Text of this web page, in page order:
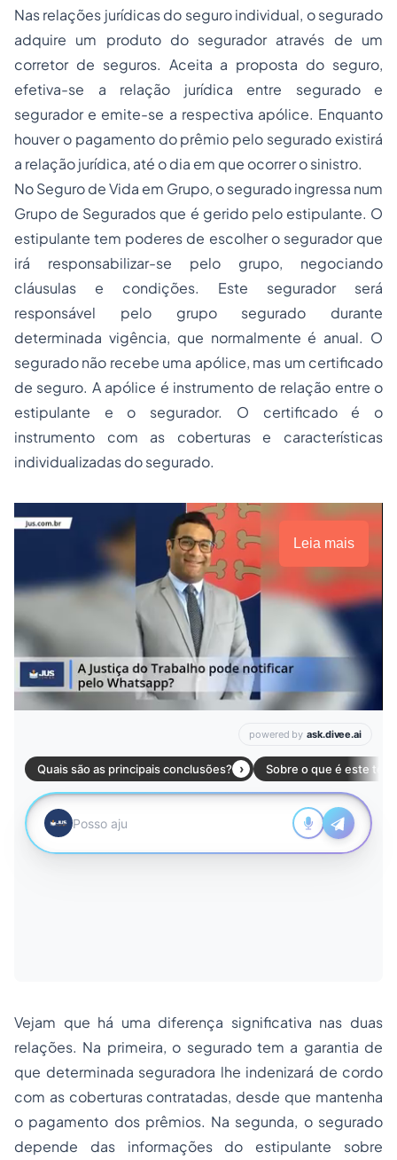
Nas relações jurídicas do seguro individual, o segurado
adquire um produto do segurador através de um
corretor de seguros. Aceita a proposta do seguro,
efetiva-se a relação jurídica entre segurado e
segurador e emite-se a respectiva apólice. Enquanto
houver o pagamento do prêmio pelo segurado existirá
a relação jurídica, até o dia em que ocorrer o sinistro.
No Seguro de Vida em Grupo, o segurado ingressa num
Grupo de Segurados que é gerido pelo estipulante. O
estipulante tem poderes de escolher o segurador que
irá responsabilizar-se pelo grupo, negociando
cláusulas e condições. Este segurador será
responsável pelo grupo segurado durante
determinada vigência, que normalmente é anual. O
segurado não recebe uma apólice, mas um certificado
de seguro. A apólice é instrumento de relação entre o
estipulante e o segurador. O certificado é o
instrumento com as coberturas e características
individualizadas do segurado.
Leia mais
Vejam que há uma diferença significativa nas duas
relações. Na primeira, o segurado tem a garantia de
que determinada seguradora lhe indenizará de cordo
com as coberturas contratadas, desde que mantenha
o pagamento dos prêmios. Na segunda, o segurado
depende das informações do estipulante sobre